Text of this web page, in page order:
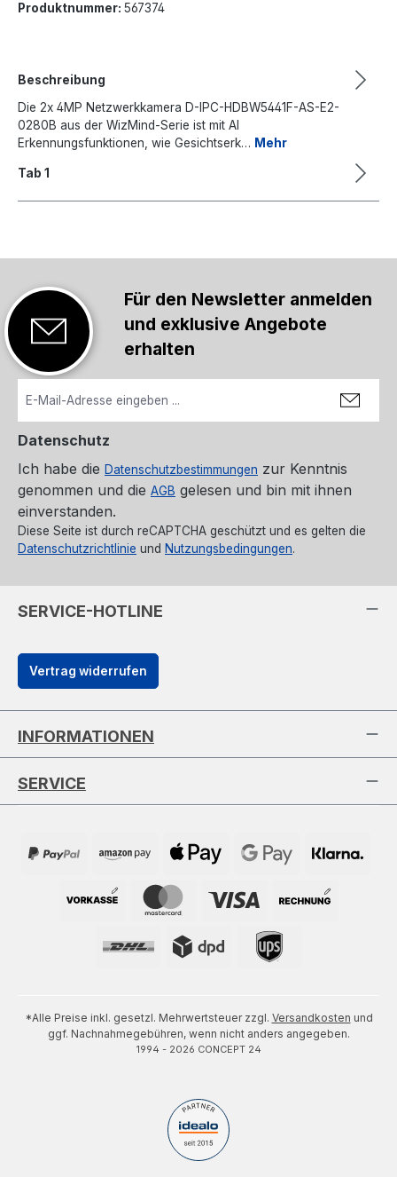
Produktnummer: 567374
Beschreibung
Die 2x 4MP Netzwerkkamera D-IPC-HDBW5441F-AS-E2-
0280B aus der WizMind-Serie ist mit AI
Erkennungsfunktionen, wie Gesichtserk… Mehr
Tab 1
Für den Newsletter anmelden
und exklusive Angebote
erhalten
Datenschutz
Ich habe die Datenschutzbestimmungen zur Kenntnis
genommen und die AGB gelesen und bin mit ihnen
einverstanden.
Diese Seite ist durch reCAPTCHA geschützt und es gelten die
Datenschutzrichtlinie und Nutzungsbedingungen.
SERVICE-HOTLINE
Vertrag widerrufen
INFORMATIONEN
SERVICE
*Alle Preise inkl. gesetzl. Mehrwertsteuer zzgl. Versandkosten und
ggf. Nachnahmegebühren, wenn nicht anders angegeben.
1994 - 2026 CONCEPT 24